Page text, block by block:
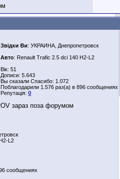
Звідки Ви: УКРАИНА, Днепропетровск
Авто: Renault Trafic 2.5 dci 140 H2-L2
Вік: 51
Дописи: 5.643
Вы сказали Спасибо: 1.072
Поблагодарили 1.576 раз(а) в 896 сообщениях
Репутація: 0
L2
сообщениях